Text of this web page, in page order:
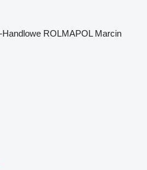
ROLMAPOL Marcin